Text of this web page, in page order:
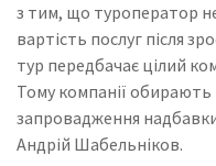
з тим, що туроператор
вартість послуг після
тур передбачає цілий
Тому компанії обирають
запровадження
Андрій Шабельніков.